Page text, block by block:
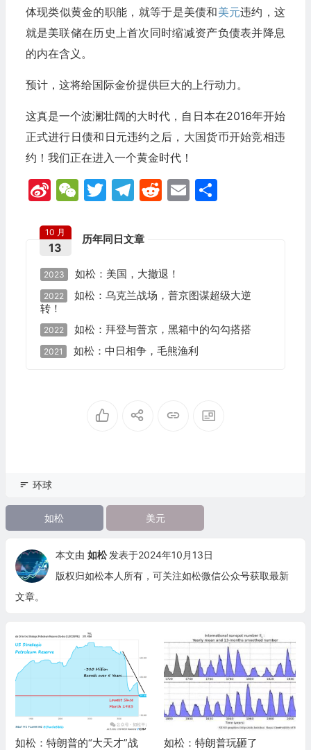
体现类似黄金的职能，就等于是美债和美元违约，这
就是美联储在历史上首次同时缩减资产负债表并降息
的内在含义。
预计，这将给国际金价提供巨大的上行动力。
这真是一个波澜壮阔的大时代，自日本在2016年开始
正式进行日债和日元违约之后，大国货币开始竞相违
约！我们正在进入一个黄金时代！
SinaWeChat
Twitter
Telegram
Reddit
Email
分
历年同日文章
10 月
13
2023 如松：美国，大撤退！
2022
如松：乌克兰战场，普京图谋超级大逆
转！
2022 如松：拜登与普京，黑箱中的勾勾搭搭
2021 如松：中日相争，毛熊渔利
环球
如松 美元
本文由 如松 发表于2024年10月13日
版权归如松本人所有，可关注如松微信公众号获取最新
文章。
如松：特朗普的“大天才”战
如松：特朗普玩砸了